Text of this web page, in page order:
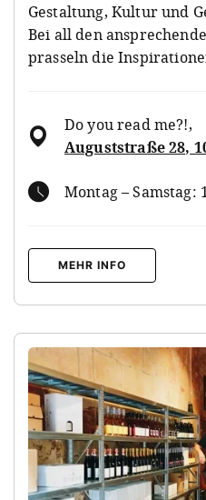
Gestaltung, Kultur und
Bei all den
prasseln die
Do you read me?!,
Auguststraße 28,
Montag – Samstag:
MEHR INFO